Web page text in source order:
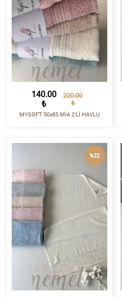
140.00
₺
220.00
₺
MYSOFT 50x85 MİA 2'Lİ HAVLU
%22